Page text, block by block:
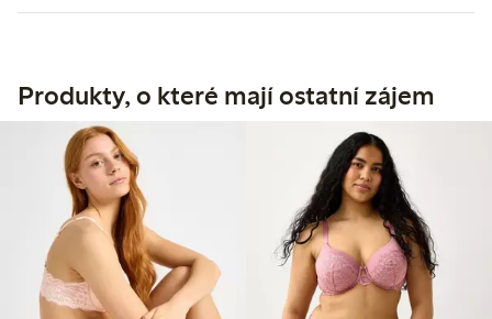
Produkty, o které mají ostatní zájem